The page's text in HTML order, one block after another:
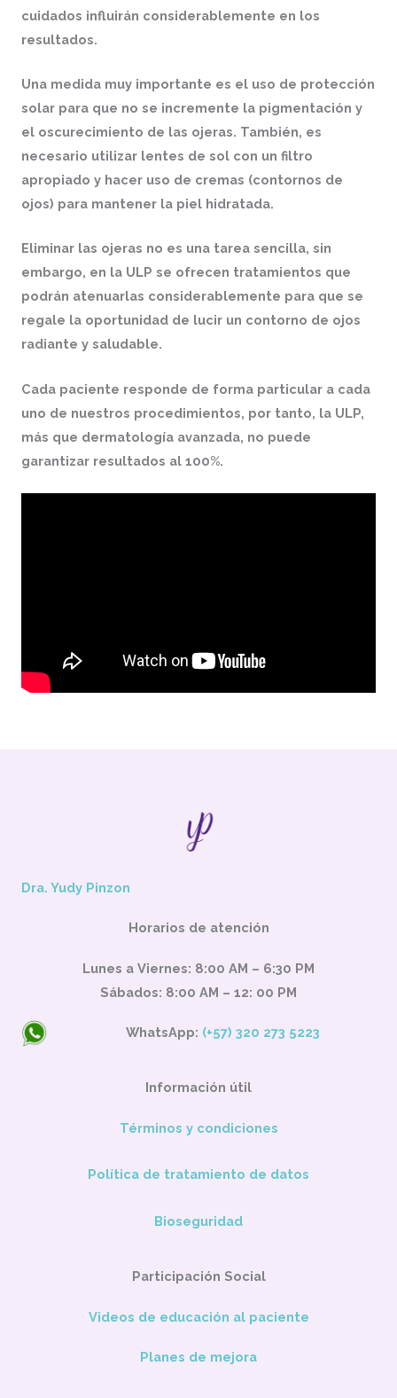
cuidados influirán considerablemente en los
resultados.
Una medida muy importante es el uso de protección
solar para que no se incremente la pigmentación y
el oscurecimiento de las ojeras. También, es
necesario utilizar lentes de sol con un filtro
apropiado y hacer uso de cremas (contornos de
ojos) para mantener la piel hidratada.
Eliminar las ojeras no es una tarea sencilla, sin
embargo, en la ULP se ofrecen tratamientos que
podrán atenuarlas considerablemente para que se
regale la oportunidad de lucir un contorno de ojos
radiante y saludable.
Cada paciente responde de forma particular a cada
uno de nuestros procedimientos, por tanto, la ULP,
más que dermatología avanzada, no puede
garantizar resultados al 100%.
Dra. Yudy Pinzon
Horarios de atención
Lunes a Viernes: 8:00 AM – 6:30 PM
Sábados: 8:00 AM – 12: 00 PM
WhatsApp: (+57) 320 273 5223
Información útil
Términos y condiciones
Política de tratamiento de datos
Bioseguridad
Participación Social
Videos de educación al paciente
Planes de mejora